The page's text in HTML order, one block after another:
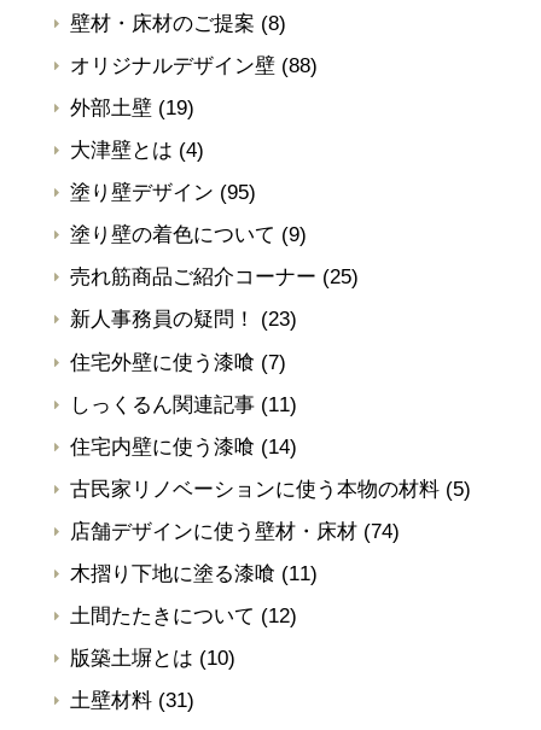
壁材・床材のご提案 (8)
オリジナルデザイン壁 (88)
外部土壁 (19)
大津壁とは (4)
塗り壁デザイン (95)
塗り壁の着色について (9)
売れ筋商品ご紹介コーナー (25)
新人事務員の疑問！
(23)
住宅外壁に使う漆喰 (7)
しっくるん関連記事 (11)
住宅内壁に使う漆喰 (14)
古民家リノベーションに使う本物の材料 (5)
店舗デザインに使う壁材・床材 (74)
木摺り下地に塗る漆喰 (11)
土間たたきについて (12)
版築土塀とは (10)
土壁材料 (31)